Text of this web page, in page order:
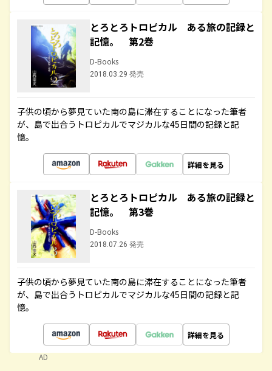
とろとろトロピカル ある旅の記録と
記憶。 第2巻
D-Books
2018.03.29 発売
子供の頃から夢見ていた南の島に滞在することになった筆者
が、島で出合うトロピカルでマジカルな45日間の記録と記
憶。
詳細を見る
とろとろトロピカル ある旅の記録と
記憶。 第3巻
D-Books
2018.07.26 発売
子供の頃から夢見ていた南の島に滞在することになった筆者
が、島で出合うトロピカルでマジカルな45日間の記録と記
憶。
詳細を見る
AD